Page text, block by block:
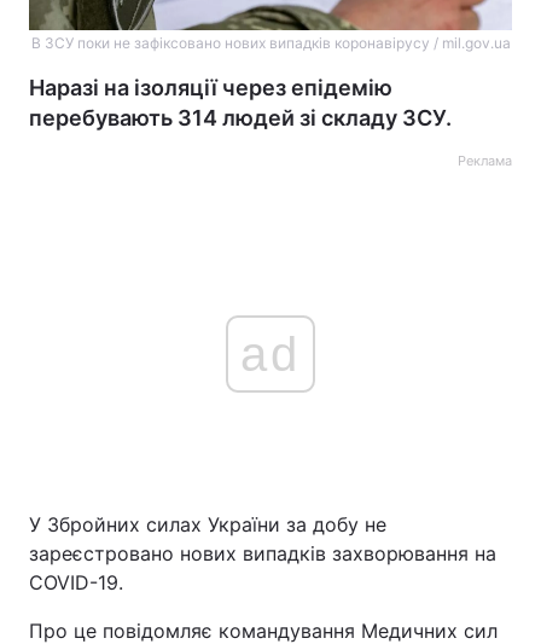
В ЗСУ поки не зафіксовано нових випадків коронавірусу / mil.gov.ua
Наразі на ізоляції через епідемію
перебувають 314 людей зі складу ЗСУ.
Реклама
ad
У Збройних силах України за добу не
зареєстровано нових випадків захворювання на
COVID-19.
Про це повідомляє командування Медичних сил